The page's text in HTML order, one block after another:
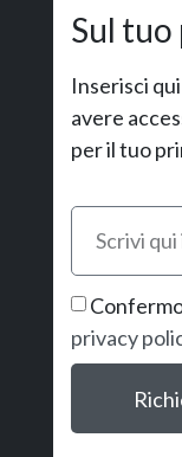
Sul
Inserisci
avere
per il tuo
privacy